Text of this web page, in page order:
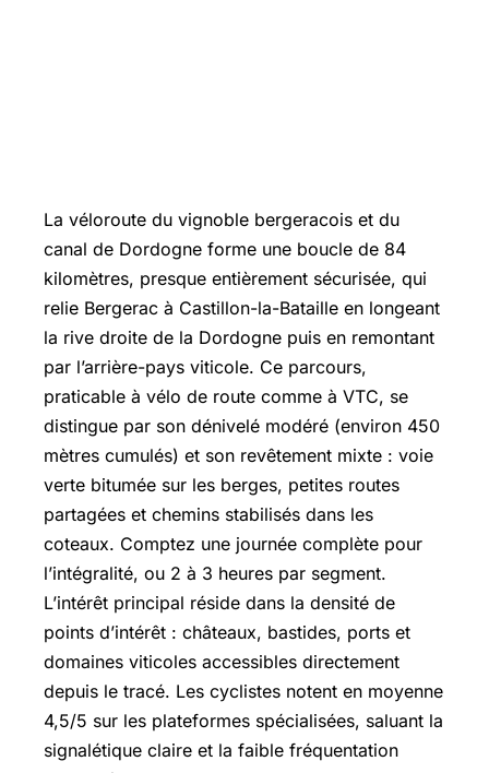
La véloroute du vignoble bergeracois et du
canal de Dordogne forme une boucle de 84
kilomètres, presque entièrement sécurisée, qui
relie Bergerac à Castillon-la-Bataille en longeant
la rive droite de la Dordogne puis en remontant
par l’arrière-pays viticole. Ce parcours,
praticable à vélo de route comme à VTC, se
distingue par son dénivelé modéré (environ 450
mètres cumulés) et son revêtement mixte : voie
verte bitumée sur les berges, petites routes
partagées et chemins stabilisés dans les
coteaux. Comptez une journée complète pour
l’intégralité, ou 2 à 3 heures par segment.
L’intérêt principal réside dans la densité de
points d’intérêt : châteaux, bastides, ports et
domaines viticoles accessibles directement
depuis le tracé. Les cyclistes notent en moyenne
4,5/5 sur les plateformes spécialisées, saluant la
signalétique claire et la faible fréquentation